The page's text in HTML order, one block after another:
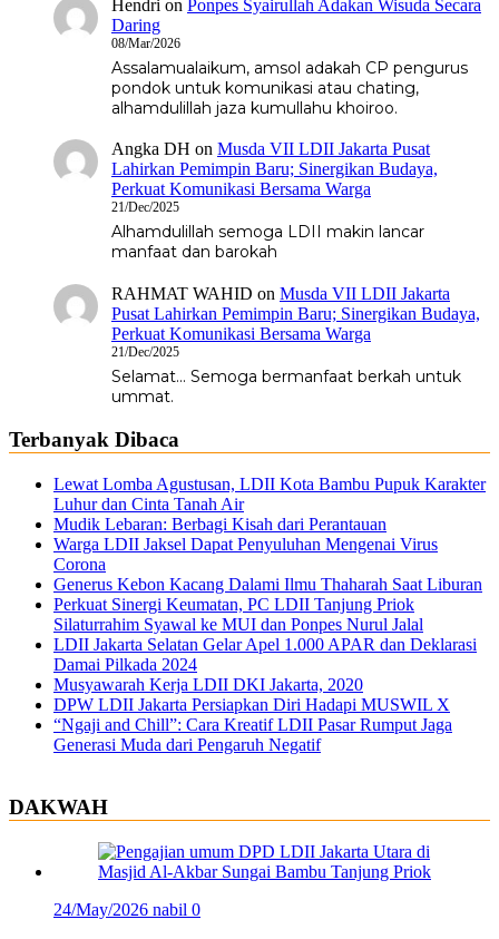
Hendri on Ponpes Syairullah Adakan Wisuda Secara
Daring
08/Mar/2026
Assalamualaikum, amsol adakah CP pengurus
pondok untuk komunikasi atau chating,
alhamdulillah jaza kumullahu khoiroo.
Angka DH on Musda VII LDII Jakarta Pusat
Lahirkan Pemimpin Baru; Sinergikan Budaya,
Perkuat Komunikasi Bersama Warga
21/Dec/2025
Alhamdulillah semoga LDII makin lancar
manfaat dan barokah
RAHMAT WAHID on Musda VII LDII Jakarta
Pusat Lahirkan Pemimpin Baru; Sinergikan Budaya,
Perkuat Komunikasi Bersama Warga
21/Dec/2025
Selamat... Semoga bermanfaat berkah untuk
ummat.
Terbanyak Dibaca
Lewat Lomba Agustusan, LDII Kota Bambu Pupuk Karakter
Luhur dan Cinta Tanah Air
Mudik Lebaran: Berbagi Kisah dari Perantauan
Warga LDII Jaksel Dapat Penyuluhan Mengenai Virus
Corona
Generus Kebon Kacang Dalami Ilmu Thaharah Saat Liburan
Perkuat Sinergi Keumatan, PC LDII Tanjung Priok
Silaturrahim Syawal ke MUI dan Ponpes Nurul Jalal
LDII Jakarta Selatan Gelar Apel 1.000 APAR dan Deklarasi
Damai Pilkada 2024
Musyawarah Kerja LDII DKI Jakarta, 2020
DPW LDII Jakarta Persiapkan Diri Hadapi MUSWIL X
“Ngaji and Chill”: Cara Kreatif LDII Pasar Rumput Jaga
Generasi Muda dari Pengaruh Negatif
DAKWAH
24/May/2026 nabil 0